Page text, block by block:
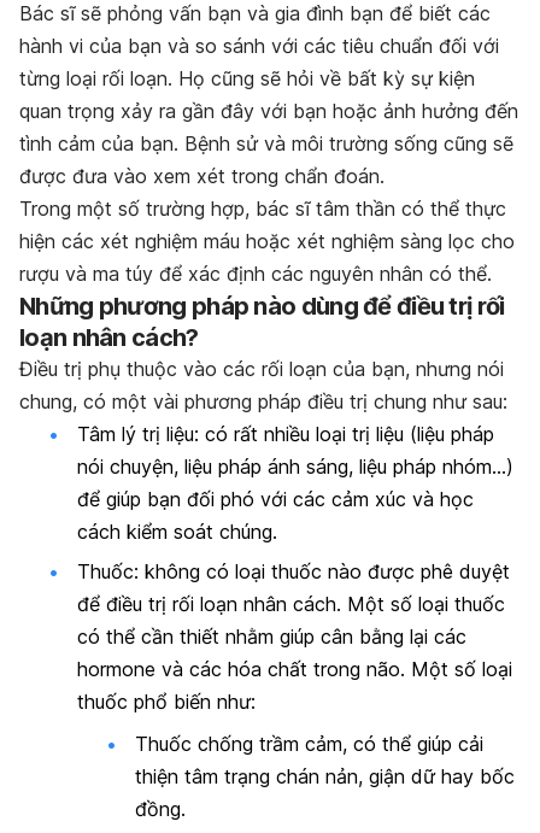
Bác sĩ sẽ phỏng vấn bạn và gia đình bạn để biết các
hành vi của bạn và so sánh với các tiêu chuẩn đối với
từng loại rối loạn. Họ cũng sẽ hỏi về bất kỳ sự kiện
quan trọng xảy ra gần đây với bạn hoặc ảnh hưởng đến
tình cảm của bạn. Bệnh sử và môi trường sống cũng sẽ
được đưa vào xem xét trong chẩn đoán.
Trong một số trường hợp, bác sĩ tâm thần có thể thực
hiện các xét nghiệm máu hoặc xét nghiệm sàng lọc cho
rượu và ma túy để xác định các nguyên nhân có thể.
Những phương pháp nào dùng để điều trị rối
loạn nhân cách?
Điều trị phụ thuộc vào các rối loạn của bạn, nhưng nói
chung, có một vài phương pháp điều trị chung như sau:
Tâm lý trị liệu: có rất nhiều loại trị liệu (liệu pháp
nói chuyện, liệu pháp ánh sáng, liệu pháp nhóm…)
để giúp bạn đối phó với các cảm xúc và học
cách kiểm soát chúng.
Thuốc: không có loại thuốc nào được phê duyệt
để điều trị rối loạn nhân cách. Một số loại thuốc
có thể cần thiết nhằm giúp cân bằng lại các
hormone và các hóa chất trong não. Một số loại
thuốc phổ biến như:
Thuốc chống trầm cảm, có thể giúp cải
thiện tâm trạng chán nản, giận dữ hay bốc
đồng.